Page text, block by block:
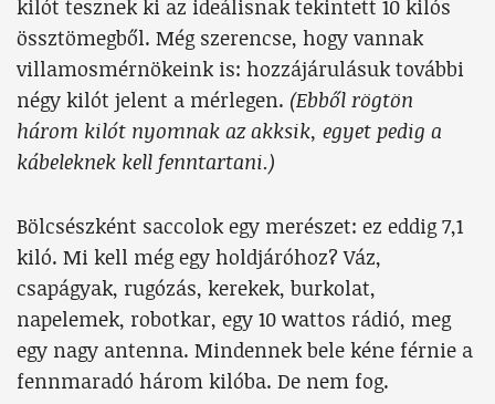
kilót tesznek ki az ideálisnak tekintett 10 kilós
össztömegből. Még szerencse, hogy vannak
villamosmérnökeink is: hozzájárulásuk további
négy kilót jelent a mérlegen. (Ebből rögtön
három kilót nyomnak az akksik, egyet pedig a
kábeleknek kell fenntartani.)
Bölcsészként saccolok egy merészet: ez eddig 7,1
kiló. Mi kell még egy holdjáróhoz? Váz,
csapágyak, rugózás, kerekek, burkolat,
napelemek, robotkar, egy 10 wattos rádió, meg
egy nagy antenna. Mindennek bele kéne férnie a
fennmaradó három kilóba. De nem fog.